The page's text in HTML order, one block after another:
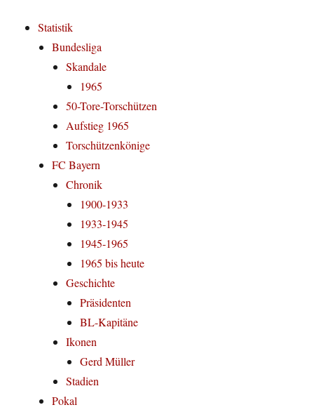
Statistik
Bundesliga
Skandale
1965
50-Tore-Torschützen
Aufstieg 1965
Torschützenkönige
FC Bayern
Chronik
1900-1933
1933-1945
1945-1965
1965 bis heute
Geschichte
Präsidenten
BL-Kapitäne
Ikonen
Gerd Müller
Stadien
Pokal